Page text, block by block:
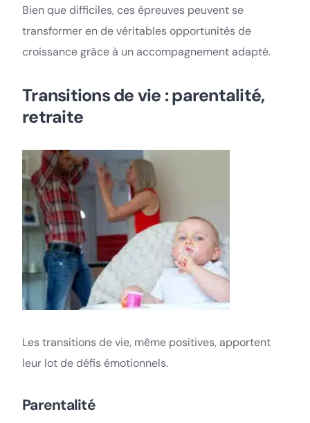
Bien que difficiles, ces épreuves peuvent se
transformer en de véritables opportunités de
croissance grâce à un accompagnement adapté.
Transitions de vie : parentalité,
retraite
Les transitions de vie, même positives, apportent
leur lot de défis émotionnels.
Parentalité